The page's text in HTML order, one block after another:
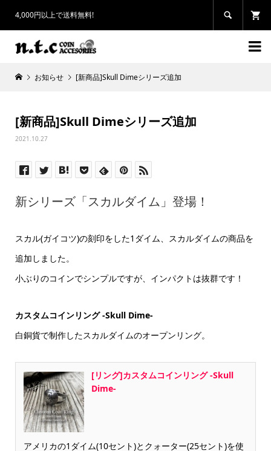
4,000円以上で送料無料! 

お知らせ [新商品]Skull Dimeシリーズ追加
[新商品]Skull Dimeシリーズ追加
2021.10.27
新シリーズ「スカルダイム」登場！
スカル(ガイコツ)の刻印をした1ダイム、スカルダイムの商品を
追加しました。
小ぶりのコインでシンプルですが、インパクトは抜群です！
カスタムコインリング -Skull Dime-
白銅貨で制作したスカルダイムのオープンリング。
[リング]カスタムコインリング -Skull
Dime-
アメリカの1ダイム(10セント)とクォーター(25セント)を使